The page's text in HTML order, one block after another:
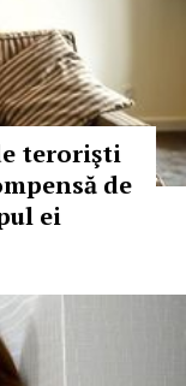
terorişti
de
ei